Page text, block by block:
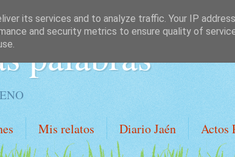
palabras
Mis relatos Diario Jaén Actos
its services and to analyze traffic. Your IP
and security metrics to ensure quality of